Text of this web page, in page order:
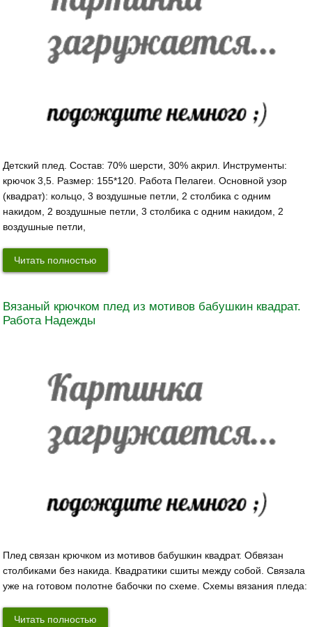
Детский плед. Состав: 70% шерсти, 30% акрил. Инструменты:
крючок 3,5. Размер: 155*120. Работа Пелагеи. Основной узор
(квадрат): кольцо, 3 воздушные петли, 2 столбика с одним
накидом, 2 воздушные петли, 3 столбика с одним накидом, 2
воздушные петли,
Читать полностью
Вязаный крючком плед из мотивов бабушкин квадрат.
Работа Надежды
Плед связан крючком из мотивов бабушкин квадрат. Обвязан
столбиками без накида. Квадратики сшиты между собой. Связала
уже на готовом полотне бабочки по схеме. Схемы вязания пледа:
Читать полностью